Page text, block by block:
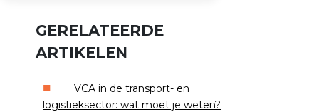
GERELATEERDE
ARTIKELEN
VCA in de transport- en
logistieksector: wat moet je weten?